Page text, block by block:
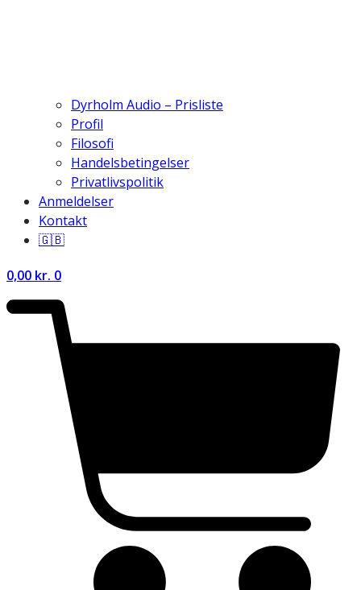
Dyrholm Audio – Prisliste
Profil
Filosofi
Handelsbetingelser
Privatlivspolitik
Anmeldelser
Kontakt
🇬🇧
0,00 kr. 0